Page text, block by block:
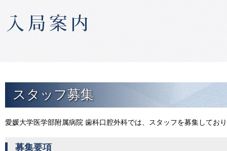
スタッフ募集
愛媛大学医学部附属病院 歯科口腔外科では、スタッフを募集してお
募集要項